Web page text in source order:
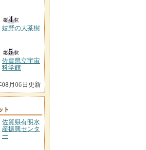
嬉野の大茶樹
佐賀県立宇宙
科学館
08月06日更新
ト
佐賀県有明水
産振興センタ
ー